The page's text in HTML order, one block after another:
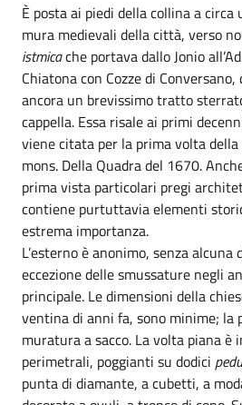
È posta ai piedi della collina a
mura medievali della città, verso
istmicache portava dallo Jonio
Chiatona con Cozze di
ancora un brevissimo tratto
cappella. Essa risale ai primi
viene citata per la prima volta della
mons. Della Quadra del 1670.
prima vista particolari pregi
contiene purtuttavia elementi
estrema importanza.
L’esterno è anonimo, senza alcuna
eccezione delle smussature negli
principale. Le dimensioni della
ventina di anni fa, sono minime; la
muratura a sacco. La volta piana
perimetrali, poggianti su dodici
punta di diamante, a cubetti, a